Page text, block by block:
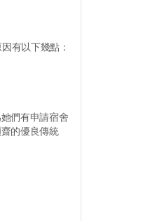
有以下幾點：
們有申請宿舍
的優良傳統